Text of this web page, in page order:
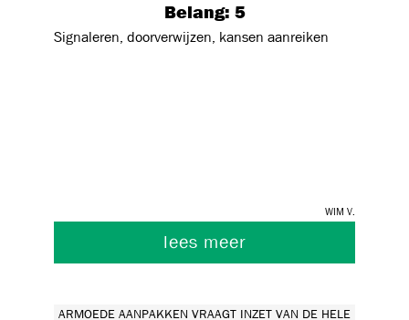
Belang: 5
Signaleren, doorverwijzen, kansen aanreiken
Wim V.
lees meer
ARMOEDE AANPAKKEN VRAAGT INZET VAN DE HELE